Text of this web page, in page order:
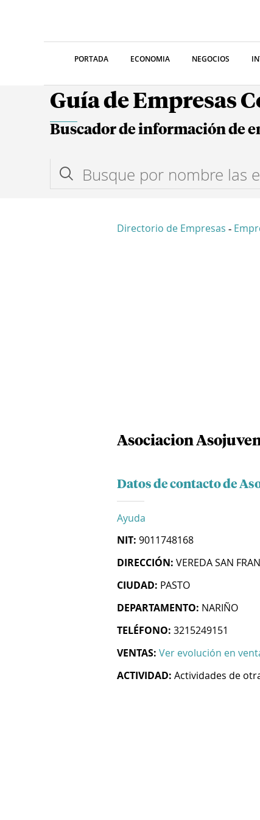
PORTADA ECONOMIA NEGOCIOS
Guía de Empresas
Buscador de información de
Directorio de Empresas -
Asociacion
Datos de contacto de
Ayuda
NIT: 9011748168
DIRECCIÓN: VEREDA SAN
CIUDAD: PASTO
DEPARTAMENTO: NARIÑO
TELÉFONO: 3215249151
VENTAS: Ver evolución en
ACTIVIDAD: Actividades de